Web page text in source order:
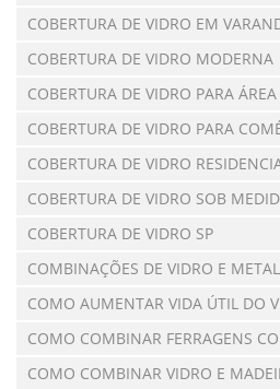
COBERTURA DE VIDRO EM
COBERTURA DE VIDRO MODERNA
COBERTURA DE VIDRO PARA
COBERTURA DE VIDRO PARA
COBERTURA DE VIDRO
COBERTURA DE VIDRO SOB
COBERTURA DE VIDRO SP
COMBINAÇÕES DE VIDRO E METAL
COMO AUMENTAR VIDA ÚTIL DO
COMO COMBINAR FERRAGENS
COMO COMBINAR VIDRO E